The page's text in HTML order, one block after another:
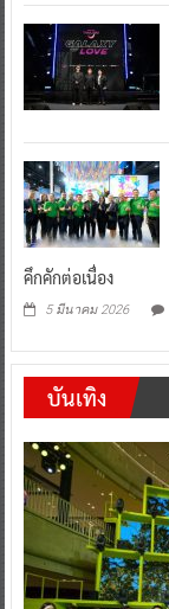
คึกคักต่อเนื่อง
5 มีนาคม 2026
บันเทิง